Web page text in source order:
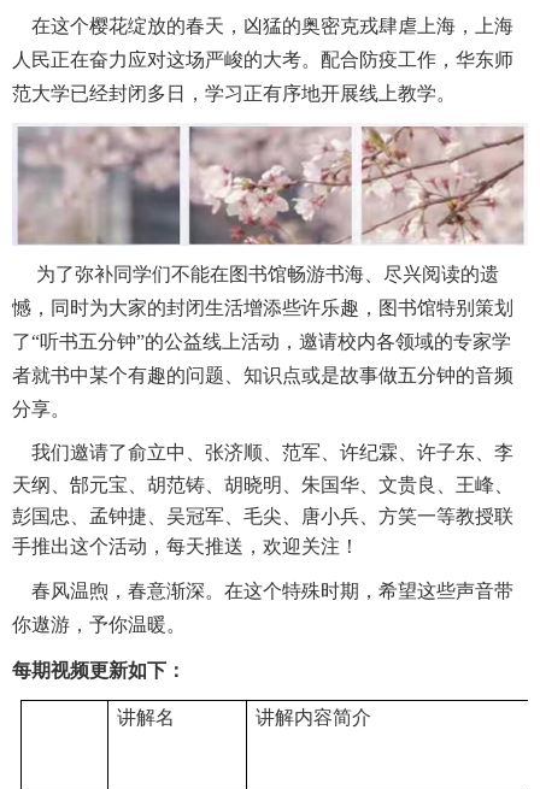
在这个樱花绽放的春天，凶猛的奥密克戎肆虐上海，上海
人民正在奋力应对这场严峻的大考。配合防疫工作，华东师
范大学已经封闭多日，学习正有序地开展线上教学。
为了弥补同学们不能在图书馆畅游书海、尽兴阅读的遗
憾，同时为大家的封闭生活增添些许乐趣，图书馆特别策划
了“听书五分钟”的公益线上活动，邀请校内各领域的专家学
者就书中某个有趣的问题、知识点或是故事做五分钟的音频
分享。
我们邀请了俞立中、张济顺、范军、许纪霖、许子东、李
天纲、 郜元宝、胡范铸、胡晓明、朱国华、文贵良、王峰、
彭国忠、孟钟捷、吴冠军、毛尖、唐小兵、方笑一等教授联
手推出这个活动，每天推送，欢迎关注！
春风温煦，春意渐深。在这个特殊时期，希望这些声音带
你遨游，予你温暖。
每期视频更新如下：
讲解名 讲解内容简介